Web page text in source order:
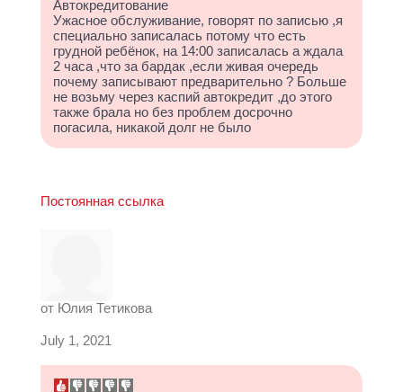
Автокредитование
Ужасное обслуживание, говорят по записью ,я
специально записалась потому что есть
грудной ребёнок, на 14:00 записалась а ждала
2 часа ,что за бардак ,если живая очередь
почему записывают предварительно ? Больше
не возьму через каспий автокредит ,до этого
также брала но без проблем досрочно
погасила, никакой долг не было
Постоянная ссылка
от Юлия Тетикова
July 1, 2021